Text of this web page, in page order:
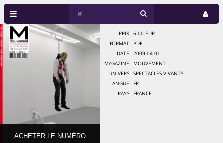
PRIX
6.00 EUR
FORMAT
PDF
DATE
2009-04-01
MAGAZINE
MOUVEMENT
UNIVERS
SPECTACLES VIVANTS
LANGUE
FR
PAYS
FRANCE